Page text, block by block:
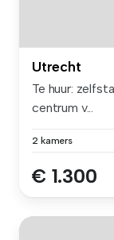
Utrecht
Te huur:
centrum v...
2 kamers
€ 1.300